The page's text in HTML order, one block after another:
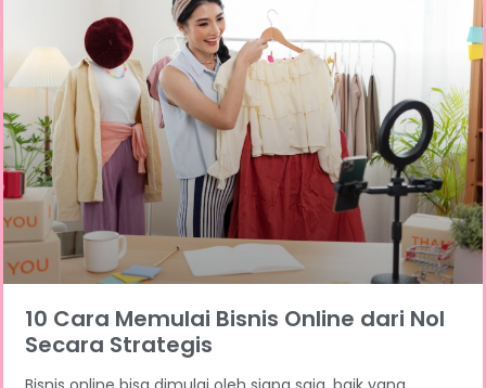
10 Cara Memulai Bisnis Online dari Nol
Secara Strategis